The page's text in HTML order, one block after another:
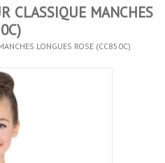
CLASSIQUE MANCHES
LONGUES ROSE (CC850C)